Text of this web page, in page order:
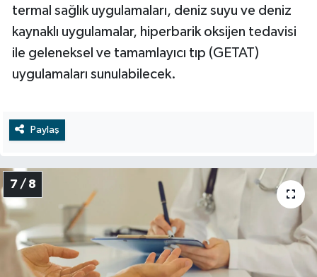
termal sağlık uygulamaları, deniz suyu ve deniz
kaynaklı uygulamalar, hiperbarik oksijen tedavisi
ile geleneksel ve tamamlayıcı tıp (GETAT)
uygulamaları sunulabilecek.
Paylaş
7 / 8